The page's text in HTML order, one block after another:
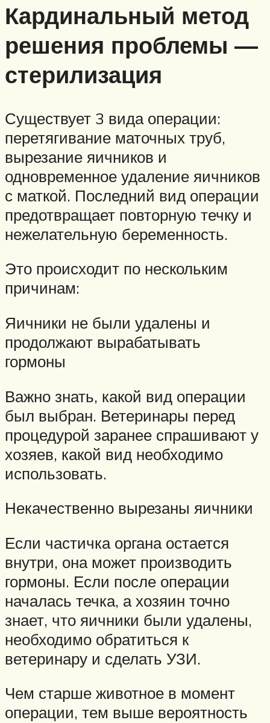
Кардинальный метод
решения проблемы —
стерилизация
Существует 3 вида операции:
перетягивание маточных труб,
вырезание яичников и
одновременное удаление яичников
с маткой. Последний вид операции
предотвращает повторную течку и
нежелательную беременность.
Это происходит по нескольким
причинам:
Яичники не были удалены и
продолжают вырабатывать
гормоны
Важно знать, какой вид операции
был выбран. Ветеринары перед
процедурой заранее спрашивают у
хозяев, какой вид необходимо
использовать.
Некачественно вырезаны яичники
Если частичка органа остается
внутри, она может производить
гормоны. Если после операции
началась течка, а хозяин точно
знает, что яичники были удалены,
необходимо обратиться к
ветеринару и сделать УЗИ.
Чем старше животное в момент
операции, тем выше вероятность